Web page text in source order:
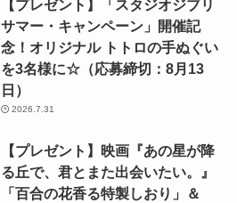
【プレゼント】「スタジオジブリ
サマー・キャンペーン」開催記
念！オリジナル トトロの手ぬぐい
を3名様に☆（応募締切：8月13
日）
2026.7.31
【プレゼント】映画『あの星が降
る丘で、君とまた出会いたい。』
「百合の花香る特製しおり」＆